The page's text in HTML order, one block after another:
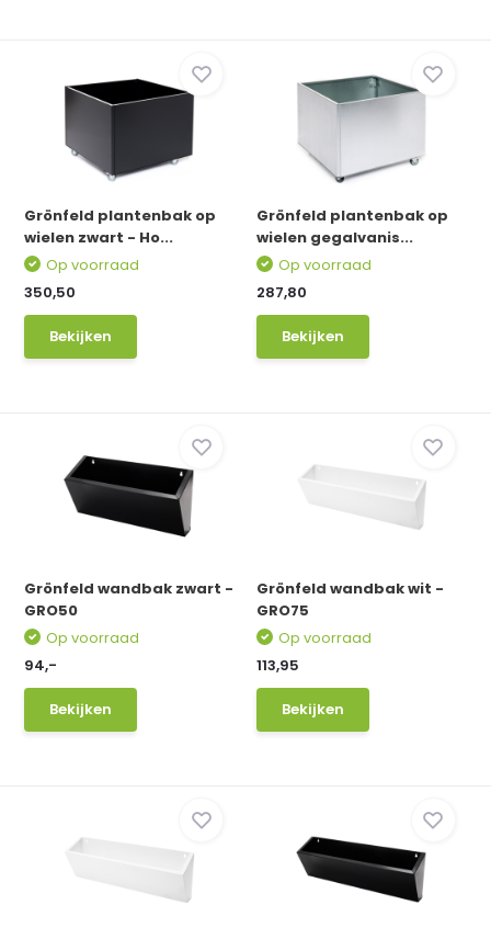
Grönfeld plantenbak op
wielen zwart - Ho...
Op voorraad
350,50
Bekijken
Grönfeld plantenbak op
wielen gegalvanis...
Op voorraad
287,80
Bekijken
Grönfeld wandbak zwart -
GRO50
Op voorraad
94,-
Bekijken
Grönfeld wandbak wit -
GRO75
Op voorraad
113,95
Bekijken